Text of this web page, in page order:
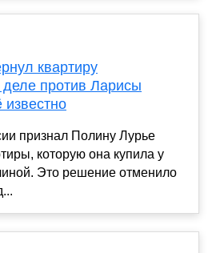
квартиру
деле против Ларисы
признал Полину Лурье
которую она купила у
Это решение отменило